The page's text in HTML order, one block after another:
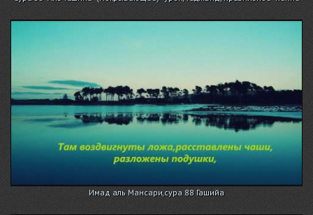
Имад аль Мансари,сура 88 Гашийа